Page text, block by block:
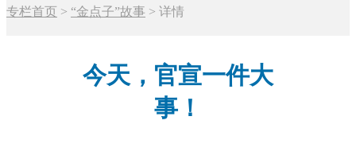
专栏首页 > “金点子”故事 > 详情
今天，官宣一件大
事！